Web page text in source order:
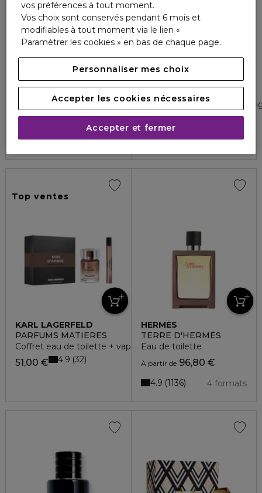
HERMÈS
TERRE D'HERMÈS
Coffret - eau de toilette + format voyage + lotion après
124,00 € 5 1
HUGO BOSS
BOSS BOTTLED
Eau de toilette
4 formats
4.8 1252
Top ventes
KARL LAGERFELD
PARFUMS MATIERES
Coffret eau de toilette + vaporisateur
51,00 € 4.9 32
HERMÈS
TERRE D'HERMÈS
Eau de toilette
À partir de96,80 €
4 formats
4.9 1136
vos préférences à tout moment.
Vos choix sont conservés pendant 6 mois et
modifiables à tout moment via le lien «
Paramétrer les cookies » en bas de chaque page.
Personnaliser mes choix
Accepter les cookies nécessaires
Accepter et fermer